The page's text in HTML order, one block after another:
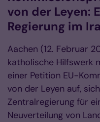
von der Leyen:
Regierung im
Aachen (12. Februar
katholische Hilfswerk
einer Petition EU-
von der Leyen auf,
Zentralregierung für
Neuverteilung von